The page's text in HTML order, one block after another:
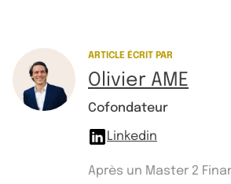
ARTICLE ÉCRIT PAR
Olivier AME
Cofondateur
Linkedin
Après un Master 2